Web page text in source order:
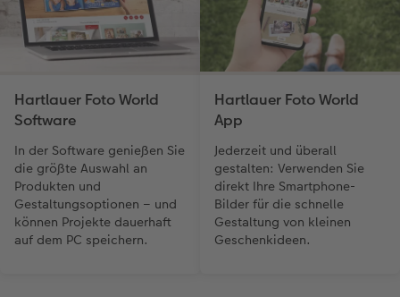
Hartlauer Foto World
Software
In der Software genießen Sie
die größte Auswahl an
Produkten und
Gestaltungsoptionen – und
können Projekte dauerhaft
auf dem PC speichern.
Hartlauer Foto World
App
Jederzeit und überall
gestalten: Verwenden Sie
direkt Ihre Smartphone-
Bilder für die schnelle
Gestaltung von kleinen
Geschenkideen.